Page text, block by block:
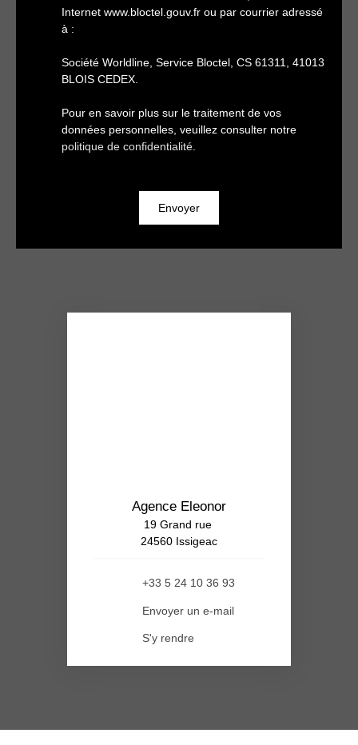
Internet www.bloctel.gouv.fr ou par courrier adressé
à :
Société Worldline, Service Bloctel, CS 61311, 41013
BLOIS CEDEX.
Pour en savoir plus sur le traitement de vos
données personnelles, veuillez consulter notre
politique de confidentialité.
Envoyer
Agence Eleonor
19 Grand rue
24560 Issigeac
+33 5 24 10 36 93
Envoyer un e-mail
S'y rendre